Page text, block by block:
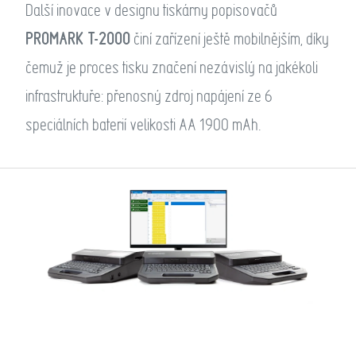
Další inovace v designu tiskárny popisovačů
PROMARK T-2000 činí zařízení ještě mobilnějším, díky
čemuž je proces tisku značení nezávislý na jakékoli
infrastruktuře: přenosný zdroj napájení ze 6
speciálních baterií velikosti AA 1900 mAh.